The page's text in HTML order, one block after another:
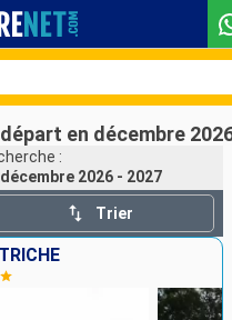
en décembre
:
2026 - 2027
Trier